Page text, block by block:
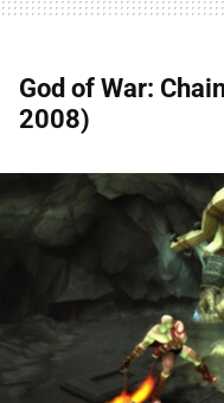
God of War:
2008)